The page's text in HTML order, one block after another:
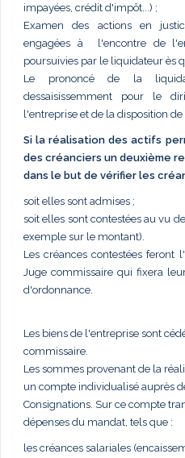
impayées, crédit d'impôt...) ;
Examen des actions en
engagées à l'encontre de
poursuivies par le liquidateur ès
Le prononcé de la
dessaisissemment pour le
l'entreprise et de la disposition de
Si la réalisation des actifs
des créanciers un deuxième
dans le but de vérifier les
soit elles sont admises ;
soit elles sont contestées au vu
exemple sur le montant).
Les créances contestées
Juge commissaire qui fixera
d'ordonnance.
Les biens de l'entreprise sont
commissaire.
Les sommes provenant de la
un compte individualisé auprès
Consignations. Sur ce compte
dépenses du mandat, tels que :
les créances salariales